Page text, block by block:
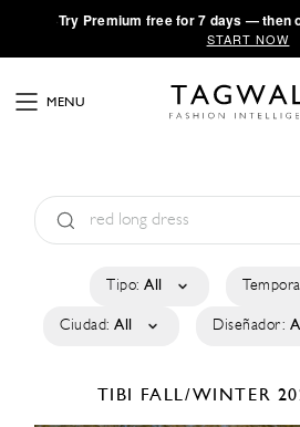
·Try Premium free for 7 days — then
START NOW
MENU
Tipo: All
Ciudad: All Diseñador:
TIBI FALL/WINTER